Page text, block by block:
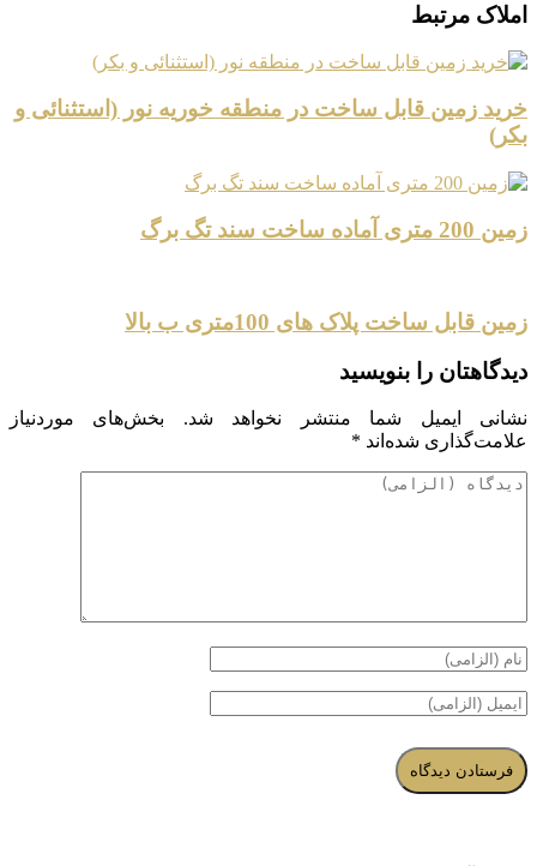
املاک مرتبط
خرید زمین قابل ساخت در منطقه خوریه نور (استثنائی و
بکر)
زمین 200 متری آماده ساخت سند تگ برگ
زمین قابل ساخت پلاک های 100متری ب بالا‌
دیدگاهتان را بنویسید
نشانی ایمیل شما منتشر نخواهد شد.
بخش‌های موردنیاز
علامت‌گذاری شده‌اند *